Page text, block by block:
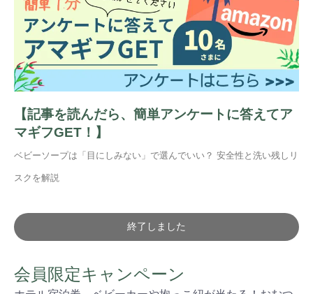
【記事を読んだら、簡単アンケートに答えてア
マギフGET！】
ベビーソープは「目にしみない」で選んでいい？ 安全性と洗い残しリ
スクを解説
終了しました
会員限定キャンペーン